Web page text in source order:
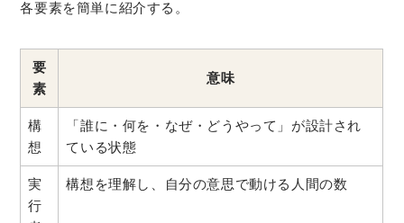
各要素を簡単に紹介する。
要
素
意味
構
想
「誰に・何を・なぜ・どうやって」が設計され
ている状態
実
行
構想を理解し、自分の意思で動ける人間の数